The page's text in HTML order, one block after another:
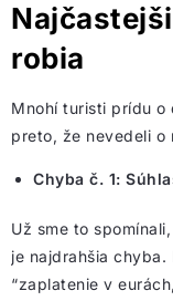
robia
Mnohí turisti prídu
preto, že nevedeli
Chyba č. 1:
Už sme to
je najdrahšia chyba.
“zaplatenie v